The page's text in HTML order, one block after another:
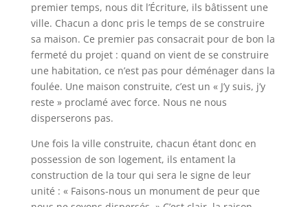
premier temps, nous dit l’Écriture, ils bâtissent une
ville. Chacun a donc pris le temps de se construire
sa maison. Ce premier pas consacrait pour de bon la
fermeté du projet : quand on vient de se construire
une habitation, ce n’est pas pour déménager dans la
foulée. Une maison construite, c’est un « J’y suis, j’y
reste » proclamé avec force. Nous ne nous
disperserons pas.
Une fois la ville construite, chacun étant donc en
possession de son logement, ils entament la
construction de la tour qui sera le signe de leur
unité : « Faisons-nous un monument de peur que